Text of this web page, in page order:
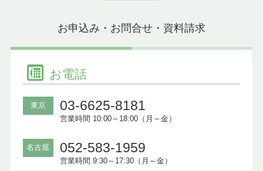
お申込み・お問合せ・資料請求
お電話
東京 03-6625-8181
営業時間 10:00～18:00（月～金）
名古屋 052-583-1959
営業時間 9:30～17:30（月～金）